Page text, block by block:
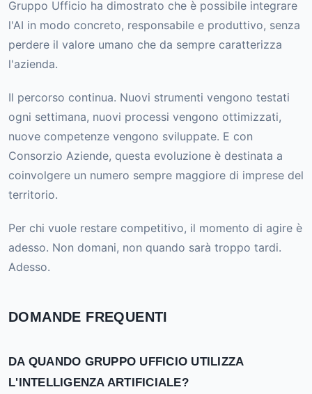
Gruppo Ufficio ha dimostrato che è possibile integrare
l'AI in modo concreto, responsabile e produttivo, senza
perdere il valore umano che da sempre caratterizza
l'azienda.
Il percorso continua. Nuovi strumenti vengono testati
ogni settimana, nuovi processi vengono ottimizzati,
nuove competenze vengono sviluppate. E con
Consorzio Aziende, questa evoluzione è destinata a
coinvolgere un numero sempre maggiore di imprese del
territorio.
Per chi vuole restare competitivo, il momento di agire è
adesso. Non domani, non quando sarà troppo tardi.
Adesso.
DOMANDE FREQUENTI
DA QUANDO GRUPPO UFFICIO UTILIZZA
L'INTELLIGENZA ARTIFICIALE?